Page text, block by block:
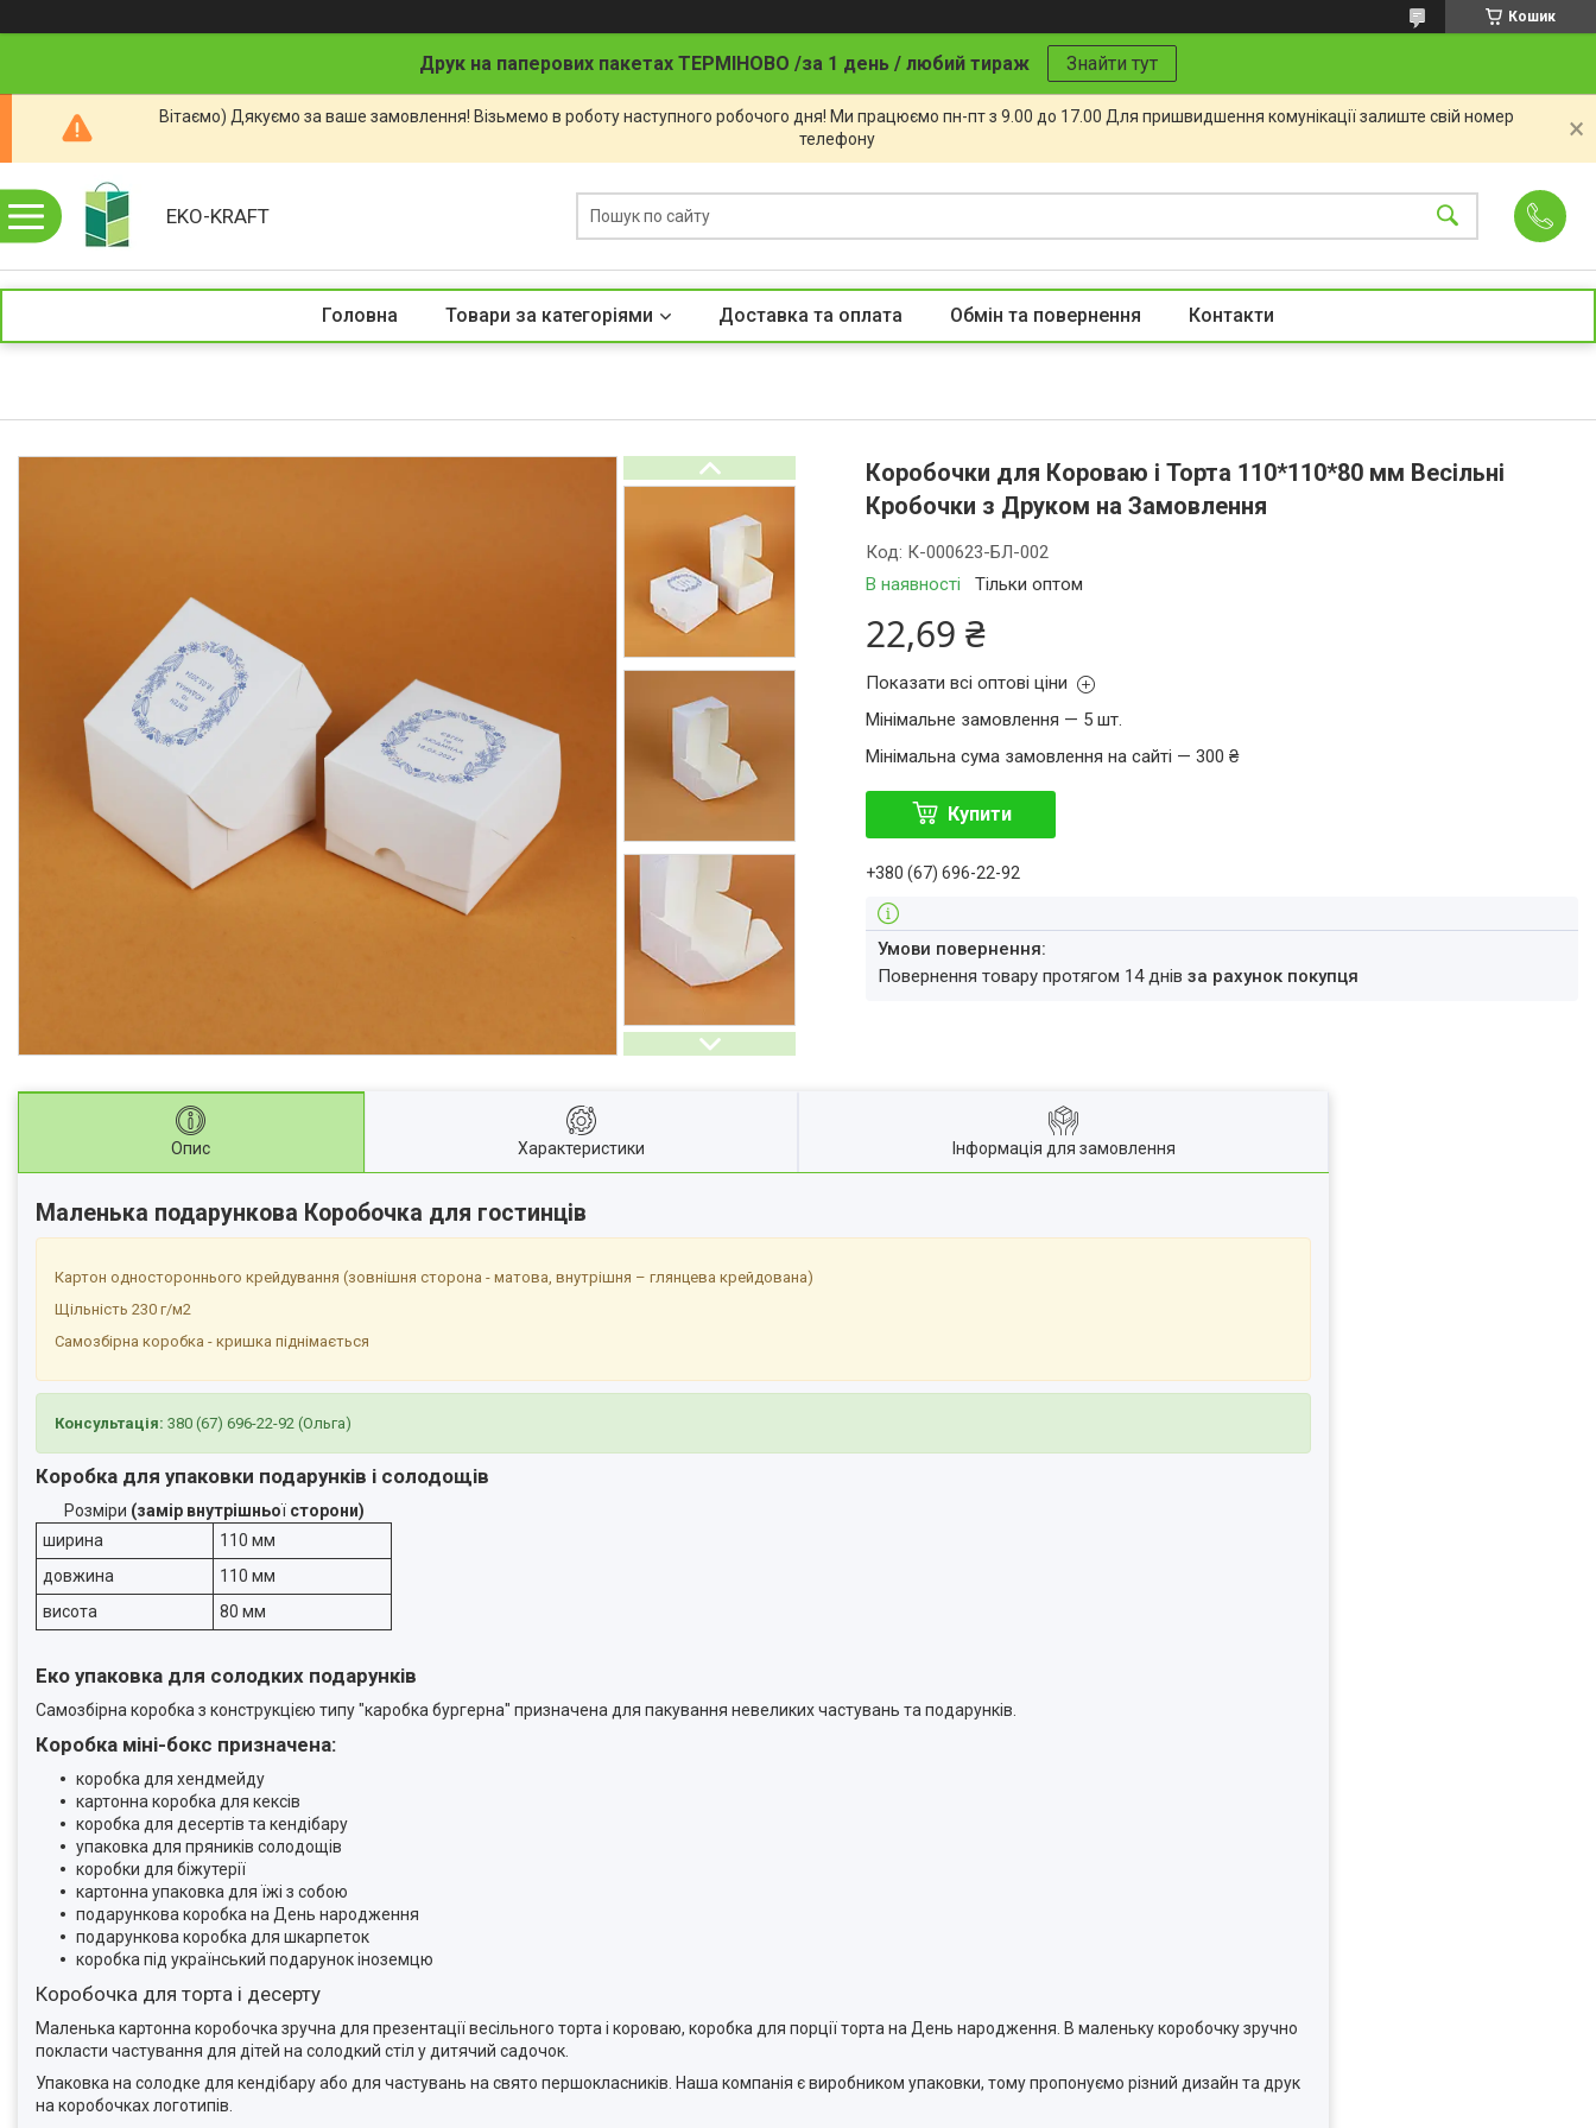
Кошик
Друк на паперових пакетах ТЕРМІНОВО /за 1 день / любий тираж Знайти тут
Вітаємо) Дякуємо за ваше замовлення! Візьмемо в роботу наступного робочого дня! Ми працюємо пн-пт з 9.00 до 17.00 Для пришвидшення комунікації залиште свій номер
телефону
EKO-KRAFT
Головна Товари за категоріями Доставка та оплата Обмін та повернення Контакти
Коробочки для Короваю і Торта 110*110*80 мм Весільні
Кробочки з Друком на Замовлення
В наявності Тільки оптом
Код: К-000623-БЛ-002
22,69 ₴
Мінімальне замовлення — 5 шт.
Показати всі оптові ціни
Мінімальна сума замовлення на сайті — 300 ₴
Купити
+380 (67) 696-22-92
повернення товару протягом 14 днівза рахунок покупця
Опис Характеристики Інформація для замовлення
Маленька подарункова Коробочка для гостинців
Картон одностороннього крейдування (зовнішня сторона - матова, внутрішня – глянцева крейдована)
Щільність 230 г/м2
Самозбірна коробка - кришка піднімається
Консультація: 380 (67) 696-22-92 (Ольга)
Коробка для упаковки подарунків і солодощів
Розміри (замір внутрішньоїсторони)
ширина
110 мм
довжина
110 мм
висота
80 мм
Еко упаковка для солодких подарунків
Самозбірна коробка з конструкцією типу "каробка бургерна" призначена для пакування невеликих частувань та подарунків.
Коробка міні-бокс призначена:
коробка для хендмейду
картонна коробка для кексів
коробка для десертів та кендібару
упаковка для пряників солодощів
коробки для біжутерії
картонна упаковка для їжі з собою
подарункова коробка на День народження
подарункова коробка для шкарпеток
коробка під український подарунок іноземцю
Коробочка для торта і десерту
Маленька картонна коробочка зручна для презентації весільного торта і короваю, коробка для порції торта на День народження. В маленьку коробочку зручно
покласти частування для дітей на солодкий стіл у дитячий садочок.
Упаковка на солодке для кендібару або для частувань на свято першокласників. Наша компанія є виробником упаковки, тому пропонуємо різний дизайн та друк
на коробочках логотипів.